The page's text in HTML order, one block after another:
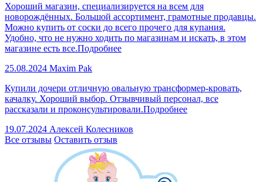
Хороший магазин, специализируется на всем для
новорождённых. Большой ассортимент, грамотные продавцы.
Можно купить от соски до всего прочего для купания.
Удобно, что не нужно ходить по магазинам и искать, в этом
магазине есть все.Подробнее
25.08.2024 Maxim Pak
Купили дочери отличную овальную трансформер-кровать,
качалку. Хороший выбор. Отзывчивый персонал, все
рассказали и проконсультировали.Подробнее
19.07.2024 Алексей Колесников
Все отзывы Оставить отзыв